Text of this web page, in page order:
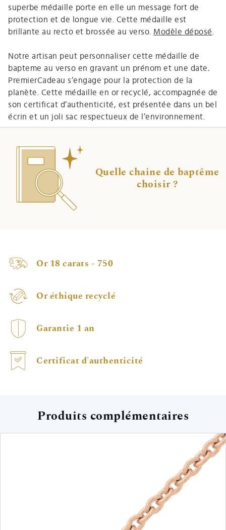
superbe médaille porte en elle un message fort de
protection et de longue vie. Cette médaille est
brillante au recto et brossée au verso. Modèle déposé
Notre artisan peut personnaliser cette médaille de
bapteme au verso en gravant un prénom et une date.
PremierCadeau s’engage pour la protection de la
planète. Cette médaille en or recyclé, accompagnée de
son certificat d’authenticité, est présentée dans un bel
écrin et un joli sac respectueux de l’environnement.
Quelle chaine de baptême
choisir ?
Or 18 carats - 750
Or éthique recyclé
Garantie 1 an
Certificat d'authenticité
Produits complémentaires